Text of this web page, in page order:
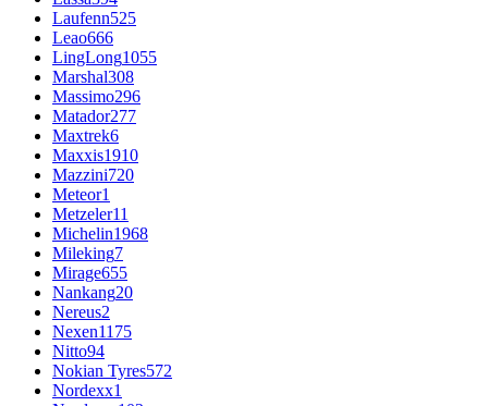
Laufenn525
Leao666
LingLong1055
Marshal308
Massimo296
Matador277
Maxtrek6
Maxxis1910
Mazzini720
Meteor1
Metzeler11
Michelin1968
Mileking7
Mirage655
Nankang20
Nereus2
Nexen1175
Nitto94
Nokian Tyres572
Nordexx1